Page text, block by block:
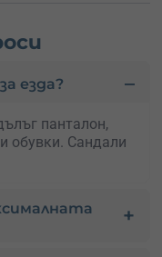
езда?
панталон,
обувки. Сандали